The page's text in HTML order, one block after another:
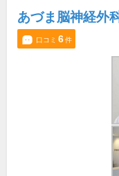
あづま脳神経外
口コミ 6件